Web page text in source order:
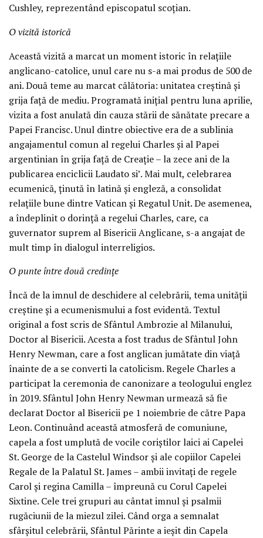
Cushley, reprezentând episcopatul scoțian.
O vizită istorică
Această vizită a marcat un moment istoric în relațiile
anglicano-catolice, unul care nu s-a mai produs de 500 de
ani. Două teme au marcat călătoria: unitatea creștină și
grija față de mediu. Programată inițial pentru luna aprilie,
vizita a fost anulată din cauza stării de sănătate precare a
Papei Francisc. Unul dintre obiective era de a sublinia
angajamentul comun al regelui Charles și al Papei
argentinian în grija față de Creație – la zece ani de la
publicarea enciclicii Laudato si’. Mai mult, celebrarea
ecumenică, ținută în latină și engleză, a consolidat
relațiile bune dintre Vatican și Regatul Unit. De asemenea,
a îndeplinit o dorință a regelui Charles, care, ca
guvernator suprem al Bisericii Anglicane, s-a angajat de
mult timp în dialogul interreligios.
O punte între două credințe
Încă de la imnul de deschidere al celebrării, tema unității
creștine și a ecumenismului a fost evidentă. Textul
original a fost scris de Sfântul Ambrozie al Milanului,
Doctor al Bisericii. Acesta a fost tradus de Sfântul John
Henry Newman, care a fost anglican jumătate din viață
înainte de a se converti la catolicism. Regele Charles a
participat la ceremonia de canonizare a teologului englez
în 2019. Sfântul John Henry Newman urmează să fie
declarat Doctor al Bisericii pe 1 noiembrie de către Papa
Leon. Continuând această atmosferă de comuniune,
capela a fost umplută de vocile coriștilor laici ai Capelei
St. George de la Castelul Windsor și ale copiilor Capelei
Regale de la Palatul St. James – ambii invitați de regele
Carol și regina Camilla – împreună cu Corul Capelei
Sixtine. Cele trei grupuri au cântat imnul și psalmii
rugăciunii de la miezul zilei. Când orga a semnalat
sfârșitul celebrării, Sfântul Părinte a ieșit din Capela